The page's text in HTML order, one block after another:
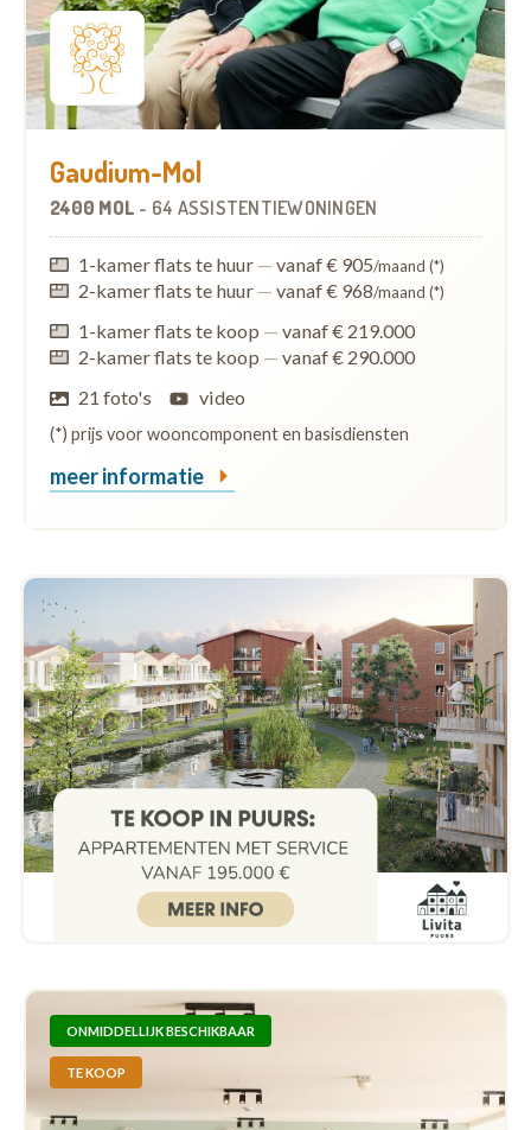
Gaudium-Mol
2400 MOL - 64 ASSISTENTIEWONINGEN
1-kamer flats te huur — vanaf € 905/maand (*)
2-kamer flats te huur — vanaf € 968/maand (*)
1-kamer flats te koop — vanaf € 219.000
2-kamer flats te koop — vanaf € 290.000
21 foto's
video
(*) prijs voor wooncomponent en basisdiensten
meer informatie
ONMIDDELLIJK BESCHIKBAAR
TE KOOP